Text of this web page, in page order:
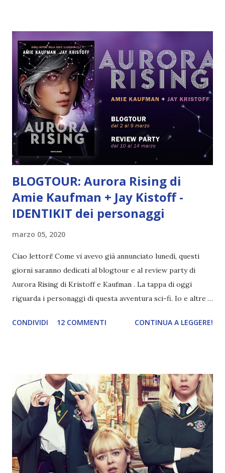
per questo sogna già di reclutare la squadra perfetta.
Peccato che, a causa del suo voler fare l'eroe a tutti i costi,
come punizione gli vengano assegnati d'ufficio i cadetti
scartati da tutti gli altri compagni. Il dramma è che non è
nemmeno questo il problema principale di Ty, dato che,
dopo aver risvegliato da un sonno che durava duecento
anni Aurora Jie-Lin O'Malley, scopre che proprio lei
potrebbe innescare una guerra millenaria...
BLOGTOUR: Aurora Rising di
Amie Kaufman + Jay Kistoff -
IDENTIKIT dei personaggi
marzo 05, 2020
Ciao lettori! Come vi avevo già annunciato lunedì, questi
giorni saranno dedicati al blogtour e al review party di
Aurora Rising di Kristoff e Kaufman . La tappa di oggi
riguarda i personaggi di questa avventura sci-fi. Io e altre
un identikit e una breve descrizione. Nel mio post vi
ETA': 19 SPECIE: umano OCCHI: azzurrissimissimi
CAPELLI: biondi arruffati SEGNI PARTICOLARI:
una cicatrice sul sopracciglio destro PARENTELE: Scarlett
Jones (sorella) , Jericho Jones ( padre ), madre non
pervenuta TEAM : Squadra 312 RUOLO: Alpha, Leader Tyler
Jones, se non l'avete capito è il più figo della squadra . Mi
correggo: il più figo di tutta la Legione Aurora. Un figo da
CONDIVIDI 12 COMMENTI CONTINUA A LEGGERE!